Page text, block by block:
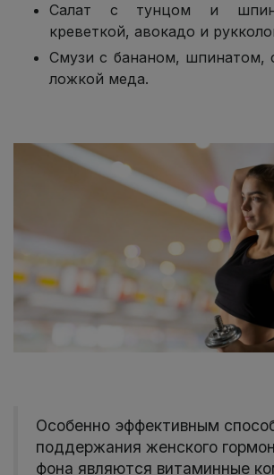
Салат с тунцом и
креветкой, авокадо и
Смузи с бананом, шпинатом,
ложкой меда.
Особенно эффективным
поддержания женского
фона являются витаминные